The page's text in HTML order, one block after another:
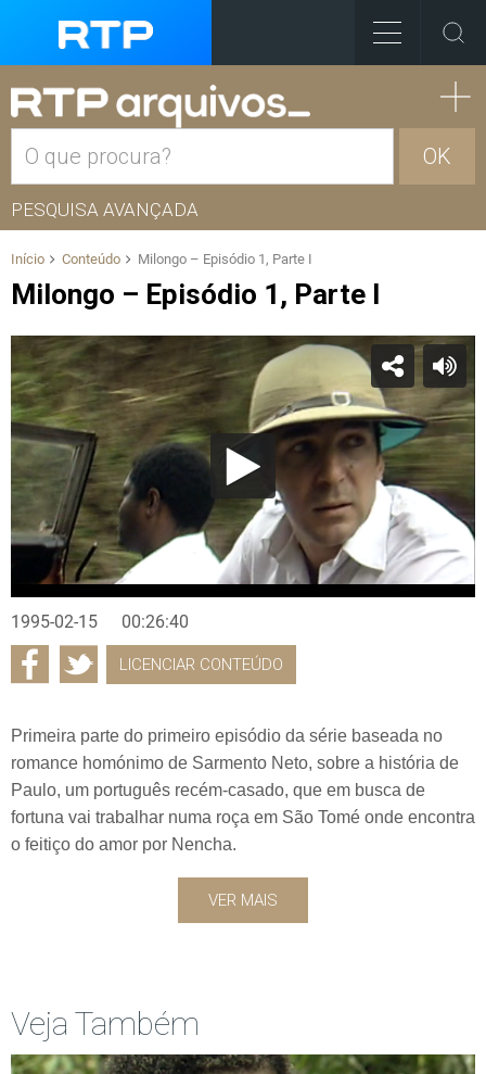
OK
PESQUISA AVANÇADA
Início Conteúdo Milongo – Episódio 1, Parte I
Milongo – Episódio 1, Parte I
1995-02-15 00:26:40
LICENCIAR CONTEÚDO
Primeira parte do primeiro episódio da série baseada no
romance homónimo de Sarmento Neto, sobre a história de
Paulo, um português recém-casado, que em busca de
fortuna vai trabalhar numa roça em São Tomé onde encontra
o feitiço do amor por Nencha.
VER MAIS
Veja Também